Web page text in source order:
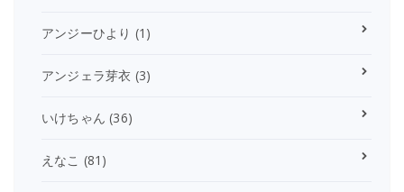
アンジーひより (1)
アンジェラ芽衣 (3)
いけちゃん (36)
えなこ (81)